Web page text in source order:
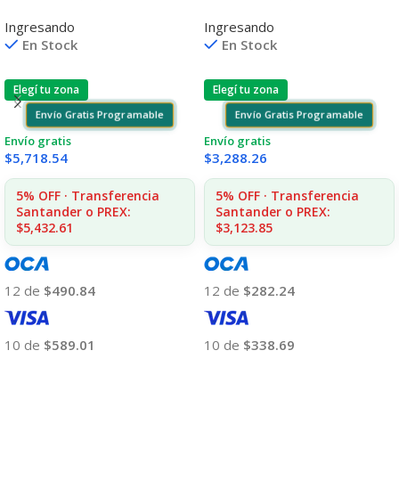
10PS/500/510/800/810
UK(D)
Ingresando
En Stock
Elegí tu zona
Envío Gratis Programable
Envío gratis
$5,718.54
5% OFF · Transferencia
Santander o PREX:
$5,432.61
12 de $490.84
10 de $589.01
5 6ML (D)
Ingresando
En Stock
Elegí tu zona
Envío Gratis Programable
Envío gratis
$3,288.26
5% OFF · Transferencia
Santander o PREX:
$3,123.85
12 de $282.24
10 de $338.69